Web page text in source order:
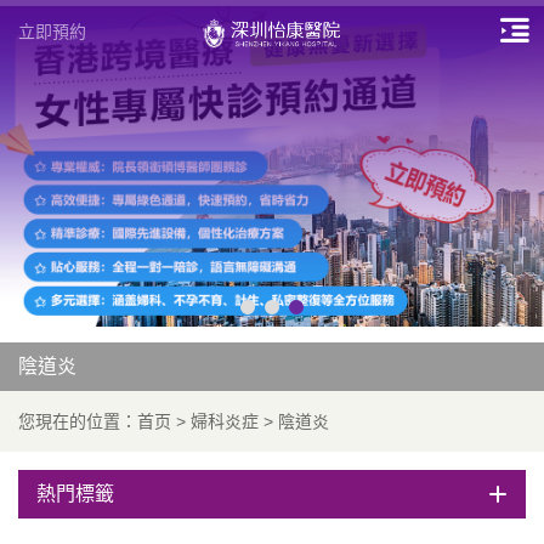
立即預約
陰道炎
您現在的位置： 首页 > 婦科炎症 > 陰道炎
熱門標籤